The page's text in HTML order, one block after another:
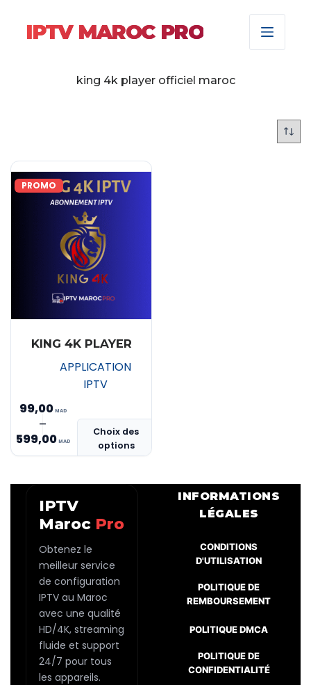
IPTV MAROC PRO
king 4k player officiel maroc
PROMO
KING 4K PLAYER
APPLICATION
IPTV
99,00
–
599,00
Plage
de
à
MAD 599,00
Choix des
options
produit
a
options
peuvent
choisies
produit
IPTV
Maroc Pro
Obtenez le
meilleur service
de configuration
IPTV au Maroc
avec une qualité
HD/4K, streaming
fluide et support
24/7 pour tous
les appareils.
INFORMATIONS
LÉGALES
CONDITIONS
D'UTILISATION
POLITIQUE DE
REMBOURSEMENT
POLITIQUE DMCA
POLITIQUE DE
CONFIDENTIALITÉ